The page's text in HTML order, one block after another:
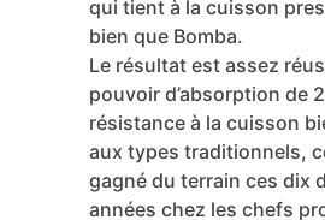
Cette variété est plus
été développée par
d’Investigations Agraires
précisément pour
avantages des deux
précédentes. L’idée: un
absorbe les saveurs
qui tient à la cuisson